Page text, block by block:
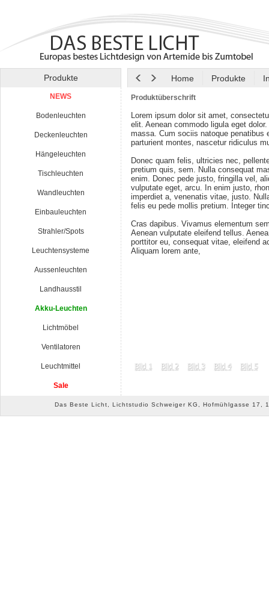
Produkte Home Produkte
NEWS
Bodenleuchten
Deckenleuchten
Hängeleuchten
Tischleuchten
Wandleuchten
Einbauleuchten
Strahler/Spots
Leuchtensysteme
Aussenleuchten
Landhausstil
Akku-Leuchten
Lichtmöbel
Ventilatoren
Leuchtmittel
Sale
Produktüberschrift
Lorem ipsum dolor sit amet,
elit. Aenean commodo ligula eget dolor.
massa. Cum sociis natoque penatibus
parturient montes, nascetur ridiculus
Donec quam felis, ultricies nec,
pretium quis, sem. Nulla consequat
enim. Donec pede justo, fringilla vel,
vulputate eget, arcu. In enim justo,
imperdiet a, venenatis vitae, justo.
felis eu pede mollis pretium. Integer
Cras dapibus. Vivamus elementum
Aenean vulputate eleifend tellus.
porttitor eu, consequat vitae, eleifend
Aliquam lorem ante,
Das Beste Licht, Lichtstudio Schweiger KG, Hofmühlgasse